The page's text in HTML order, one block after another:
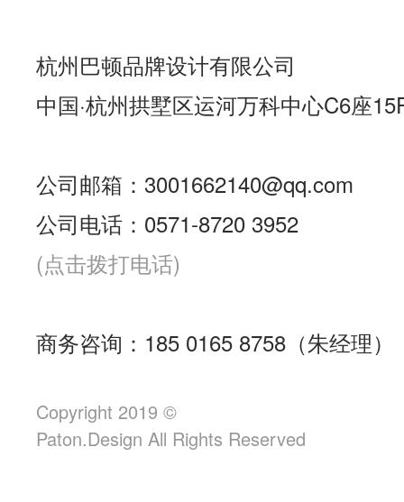
杭州巴顿品牌设计有限公司
中国·杭州拱墅区运河万科中心C6座
公司邮箱：3001662140@qq.com
公司电话：0571-8720 3952
(点击拨打电话)
商务咨询：185 0165 8758（朱经理）
Copyright 2019 ©
Paton.Design All Rights Reserved